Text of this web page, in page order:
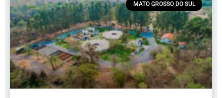
MATO GROSSO DO SUL